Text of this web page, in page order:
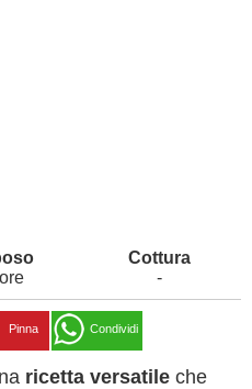
-
Pinna Condividi
ricetta versatile che